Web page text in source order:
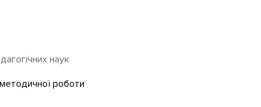
наук
роботи